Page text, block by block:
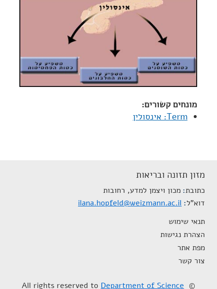
מונחים קשורים:
Term: אינסולין
מזון תזונה ובריאות
כתובת מכון ויצמן למדע, רחובות
דוא"ל ilana.hopfeld@weizmann.ac.il
תנאי שימוש
הצהרת נגישות
מפת אתר
צור קשר
© All rights reserved to
Department of Science